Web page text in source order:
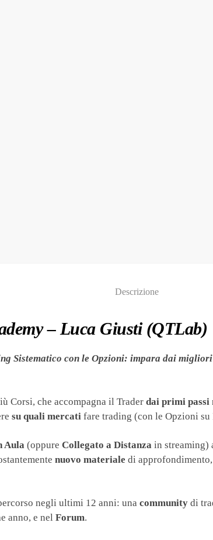
Descrizione
– Luca Giusti (QTLab)
Sistematico con le Opzioni: impara dai
Corsi, che accompagna il Traderdai primi passi
su quali mercati fare trading (con le Opzioni
Aula (oppureCollegato a Distanza in streaming)
nuovo materiale di
negli ultimi 12 anni: unacommunity di
anno, e nelForum.